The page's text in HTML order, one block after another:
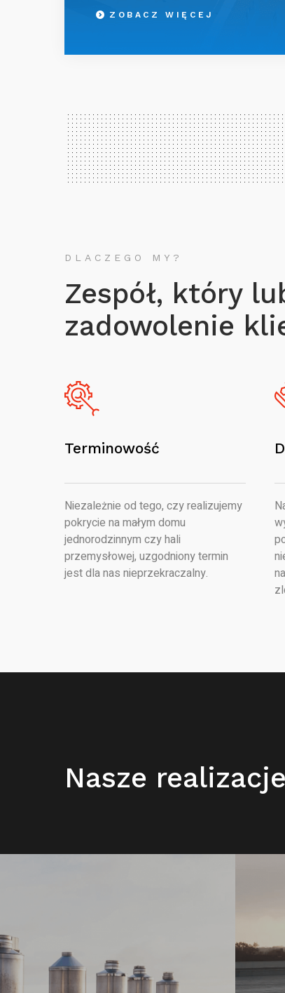
ZOBACZ WIĘCEJ
DLACZEGO MY?
Zespół, który
zadowolenie
Terminowość
Niezależnie od tego, czy realizujemy
pokrycie na małym domu
jednorodzinnym czy hali
przemysłowej, uzgodniony termin
jest dla nas nieprzekraczalny.
Nasze realizacje